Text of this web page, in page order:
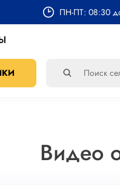
ПН-ПТ: 08:30
Видео